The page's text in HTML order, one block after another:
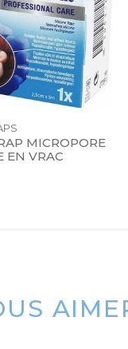
MICROPORE
EN VRAC